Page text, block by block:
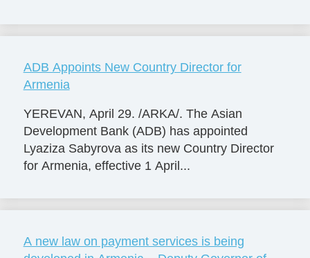
ADB Appoints New Country Director for
Armenia
YEREVAN, April 29. /ARKA/. The Asian
Development Bank (ADB) has appointed
Lyaziza Sabyrova as its new Country Director
for Armenia, effective 1 April...
A new law on payment services is being